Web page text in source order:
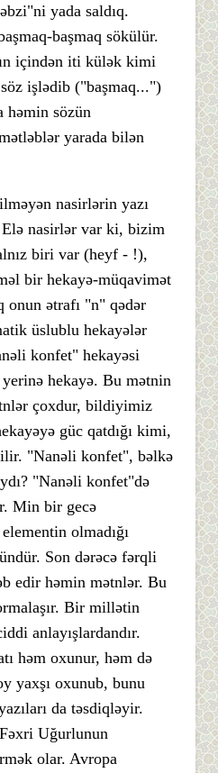
yada saldıq.
başmaq sökülür.
içindən iti külək kimi
işlədib ("başmaq...")
həmin sözün
yarada bilən
nasirlərin yazı
nasirlər var ki, bizim
biri var (heyf - !),
bir hekayə-müqavimət
onun ətrafı "n" qədər
üslublu hekayələr
konfet" hekayəsi
hekayə. Bu mətnin
çoxdur, bildiyimiz
güc qatdığı kimi,
"Nanəli konfet", bəlkə
"Nanəli konfet"də
Min bir gecə
olmadığı
Son dərəcə fərqli
edir həmin mətnlər. Bu
Bir millətin
anlayışlardandır.
həm oxunur, həm də
yaxşı oxunub, bunu
da təsdiqləyir.
Uğurlunun
olar. Avropa